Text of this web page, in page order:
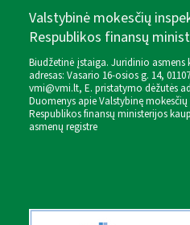
Valstybinė mokesčių
Respublikos finansų
Biudžetinė įstaiga. Juridinio asmens
adresas: Vasario 16-osios g. 14,
vmi@vmi.lt, E. pristatymo dėžutės
Duomenys apie Valstybinę
Respublikos finansų ministerijos
asmenų registre